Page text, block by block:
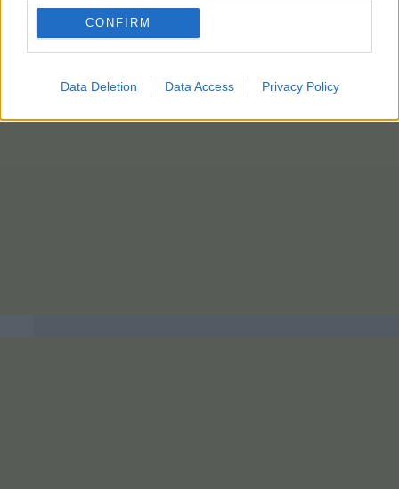
CONFIRM
Data Deletion Data Access Privacy Policy